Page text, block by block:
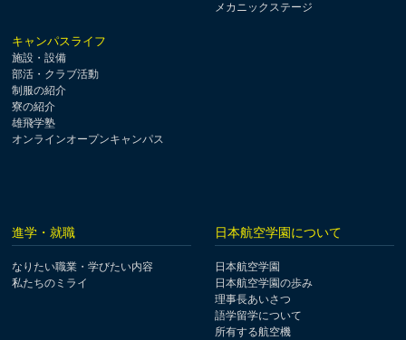
メカニックステージ
キャンパスライフ
施設・設備
部活・クラブ活動
制服の紹介
寮の紹介
雄飛学塾
オンラインオープンキャンパス
進学・就職
なりたい職業・学びたい内容
私たちのミライ
日本航空学園について
日本航空学園
日本航空学園の歩み
理事長あいさつ
語学留学について
所有する航空機